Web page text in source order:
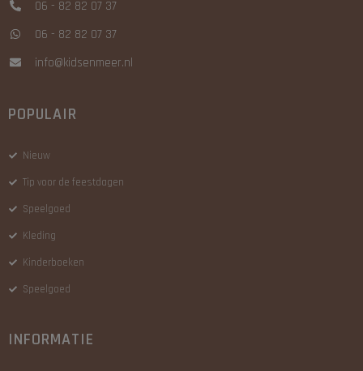
06 - 82 82 07 37
06 - 82 82 07 37
info@kidsenmeer.nl
POPULAIR
Nieuw
Tip voor de feestdagen
Speelgoed
Kleding
Kinderboeken
Speelgoed
INFORMATIE